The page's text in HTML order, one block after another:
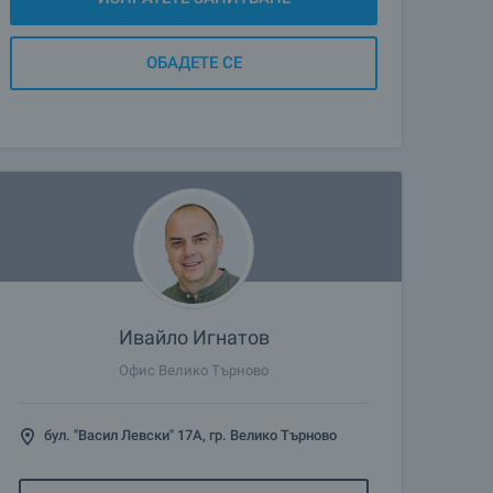
ОБАДЕТЕ СЕ
Ивайло Игнатов
Офис Велико Търново
бул. "Васил Левски" 17А, гр. Велико Търново